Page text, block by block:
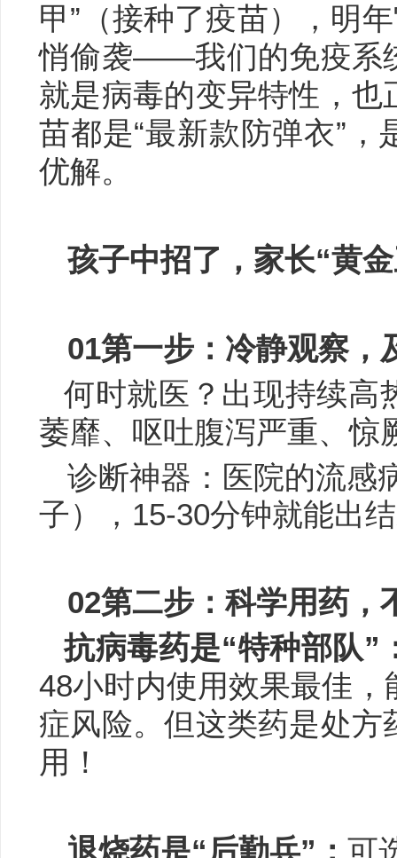
甲”（接种了疫苗），明
悄偷袭——我们的免疫系
就是病毒的变异特性，
苗都是“最新款防弹衣”
优解。
孩子中招了，家长“黄
01第一步：冷静观察，
何时就医？ 出现持续高
萎靡、呕吐腹泻严重、惊
诊断神器： 医院的流感
子），15-30分钟就能出
02第二步：科学用药，
抗病毒药是“特种部队”
48小时内使用效果最佳
症风险。但这类药是处
用！
退烧药是“后勤兵”：可